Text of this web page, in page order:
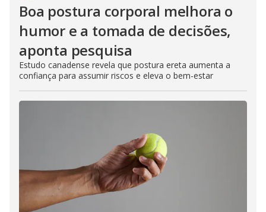
Boa postura corporal melhora o
humor e a tomada de decisões,
aponta pesquisa
Estudo canadense revela que postura ereta aumenta a
confiança para assumir riscos e eleva o bem-estar